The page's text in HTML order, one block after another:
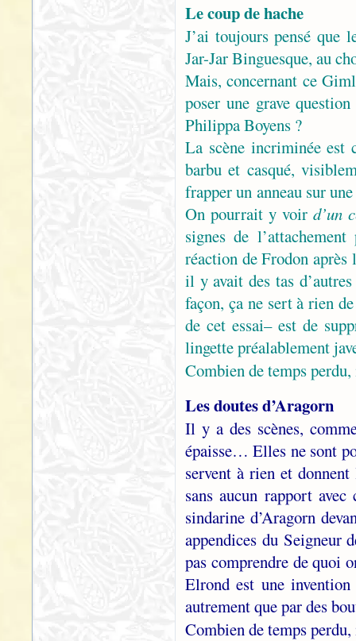
Le coup de hache
J’ai toujours pensé que
Jar-Jar Binguesque, au
Mais, concernant ce
poser une grave
Philippa Boyens ?
La scène incriminée est
barbu et casqué,
frapper un anneau sur
On pourrait y voir d’un
signes de
réaction de Frodon
il y avait des tas
façon, ça ne sert à rien
de cet essai– est de
lingette préalablement
Combien de temps
Les doutes d’Aragorn
Il y a des scènes,
épaisse… Elles ne sont
servent à rien et
sans aucun rapport
sindarine d’Aragorn
appendices du Seigneur
pas comprendre de quoi
Elrond est une
autrement que par des
Combien de temps